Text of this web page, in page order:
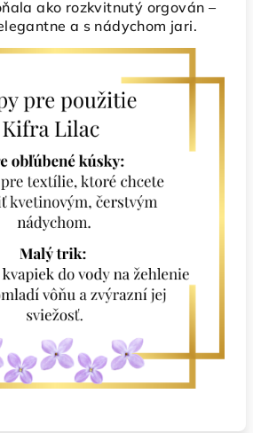
ako rozkvitnutý orgován –
a s nádychom jari.